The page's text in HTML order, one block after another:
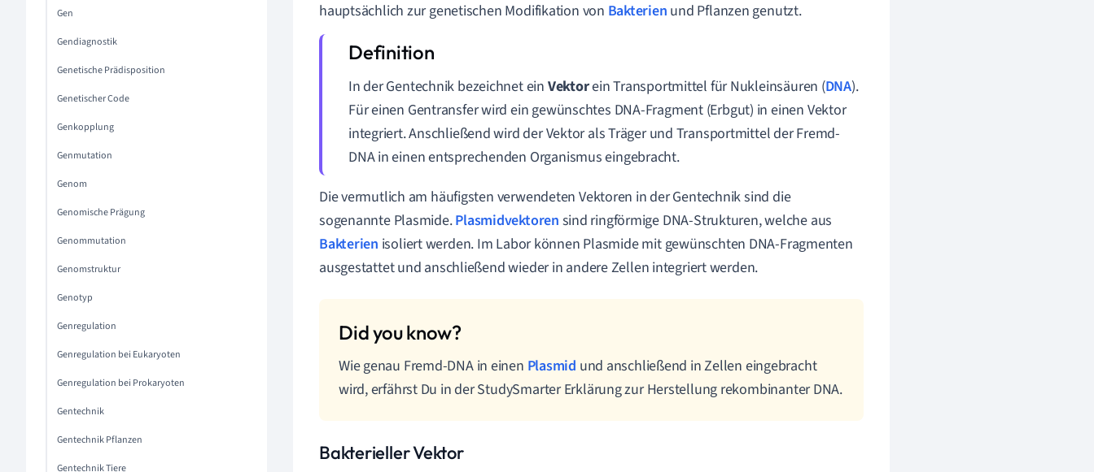
Gen
Gendiagnostik
Genetische Prädisposition
Genetischer Code
Genkopplung
Genmutation
Genom
Genomische Prägung
Genommutation
Genomstruktur
Genotyp
Genregulation
Genregulation bei Eukaryoten
Genregulation bei Prokaryoten
Gentechnik
Gentechnik Pflanzen
Gentechnik Tiere
hauptsächlich zur genetischen Modifikation von Bakterien und Pflanzen genutzt.
In der Gentechnik bezeichnet ein Vektorein Transportmittel für Nukleinsäuren (DNA).
Für einen Gentransfer wird ein gewünschtes DNA-Fragment (Erbgut) in einen Vektor
integriert. Anschließend wird der Vektor als Träger und Transportmittel der Fremd-
DNA in einen entsprechenden Organismus eingebracht.
Die vermutlich am häufigsten verwendeten Vektoren in der Gentechnik sind die
sogenannte Plasmide.Plasmidvektoren sind ringförmige DNA-Strukturen, welche aus
Bakterien isoliert werden. Im Labor können Plasmide mit gewünschten DNA-Fragmenten
ausgestattet und anschließend wieder in andere Zellen integriert werden.
Wie genau Fremd-DNA in einen Plasmid und anschließend in Zellen eingebracht
wird, erfährst Du in der StudySmarter Erklärung zur Herstellung rekombinanter DNA.
Bakterieller Vektor